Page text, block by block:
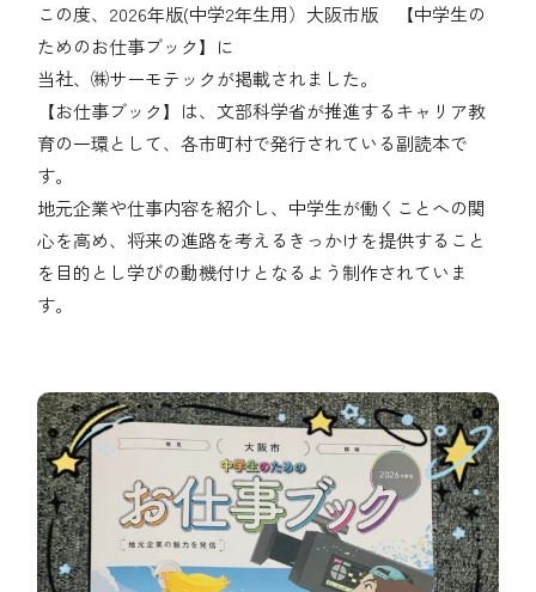
この度、2026年版(中学2年生用）大阪市版 【中学生の
ためのお仕事ブック】に
当社、㈱サーモテックが掲載されました。
【お仕事ブック】は、文部科学省が推進するキャリア教
育の一環として、各市町村で発行されている副読本で
す。
地元企業や仕事内容を紹介し、中学生が働くことへの関
心を高め、将来の進路を考えるきっかけを提供すること
を目的とし学びの動機付けとなるよう制作されていま
す。